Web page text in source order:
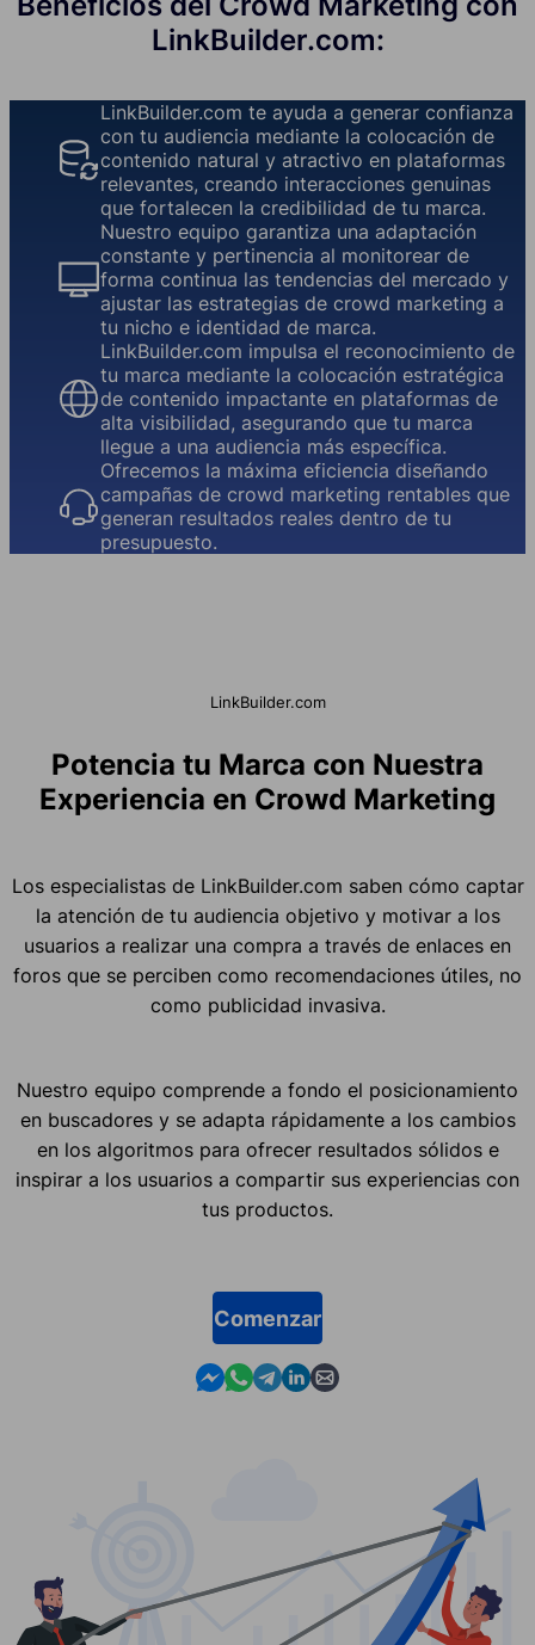
LinkBuilder.com:
LinkBuilder.com te ayuda a generar confianza
con tu audiencia mediante la colocación de
contenido natural y atractivo en plataformas
relevantes, creando interacciones genuinas
que fortalecen la credibilidad de tu marca.
Nuestro equipo garantiza una adaptación
constante y pertinencia al monitorear de
forma continua las tendencias del mercado y
ajustar las estrategias de crowd marketing a
tu nicho e identidad de marca.
LinkBuilder.com impulsa el reconocimiento de
tu marca mediante la colocación estratégica
de contenido impactante en plataformas de
alta visibilidad, asegurando que tu marca
llegue a una audiencia más específica.
Ofrecemos la máxima eficiencia diseñando
campañas de crowd marketing rentables que
generan resultados reales dentro de tu
presupuesto.
LinkBuilder.com
Potencia tu Marca con Nuestra
Experiencia en Crowd Marketing
Los especialistas de LinkBuilder.com saben cómo captar
la atención de tu audiencia objetivo y motivar a los
usuarios a realizar una compra a través de enlaces en
foros que se perciben como recomendaciones útiles, no
como publicidad invasiva.
Nuestro equipo comprende a fondo el posicionamiento
en buscadores y se adapta rápidamente a los cambios
en los algoritmos para ofrecer resultados sólidos e
inspirar a los usuarios a compartir sus experiencias con
tus productos.
Comenzar
Contact us in Messenger
Contact us in WhatsApp
Contact us in Telegram
Contact us in Linkedin
Contact us by email